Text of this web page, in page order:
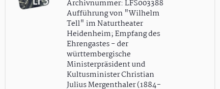
Archivnummer: LFS003388
Aufführung von "Wilhelm
Tell" im Naturtheater
Heidenheim; Empfang des
Ehrengastes - der
württembergische
Ministerpräsident und
Kultusminister Christian
Julius Mergenthaler (1884-